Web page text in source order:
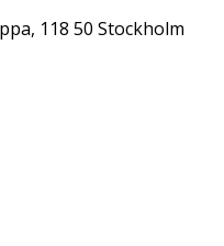
118 50 Stockholm